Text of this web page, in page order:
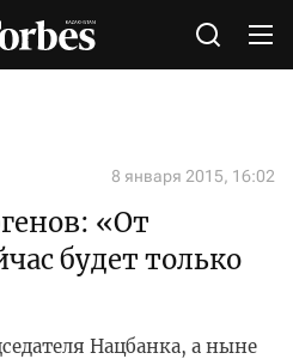
8 января 2015, 16:02
«От
будет только
Нацбанка, а ныне